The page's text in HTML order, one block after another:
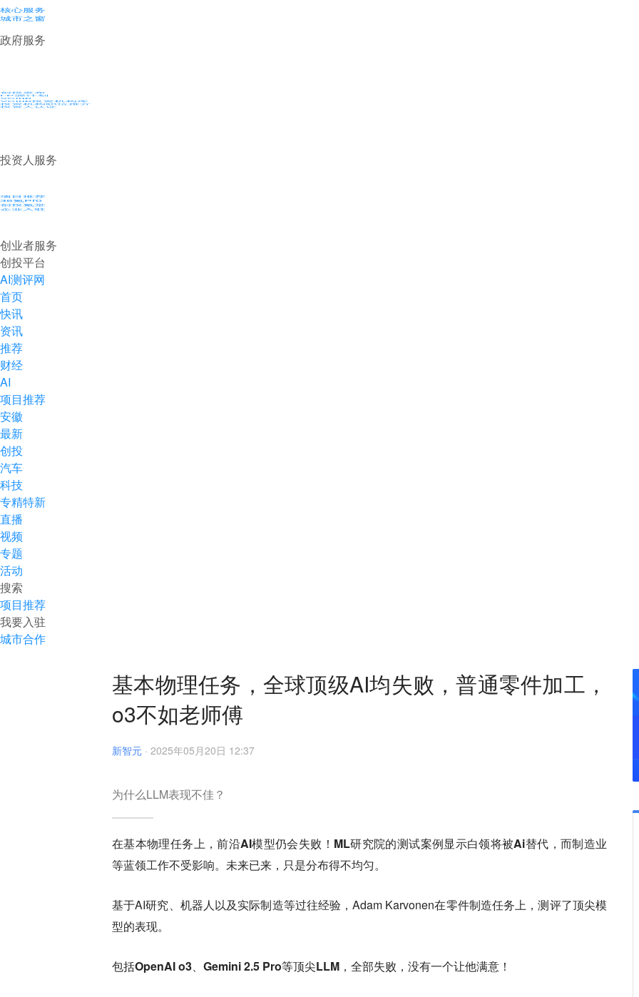
核心服务
城市之窗
政府服务
创投发布
LP源计划
VClub
VClub投资机构库
投资机构职位推介
投资人认证
投资人服务
项目推荐
36氪Pro
创投氪堂
企业入驻
创业者服务
创投平台
AI测评网
首页
快讯
资讯
推荐
财经
AI
项目推荐
安徽
最新
创投
汽车
科技
专精特新
直播
视频
专题
活动
搜索
项目推荐
我要入驻
城市合作
基本物理任务，全球顶级AI均失败，普通零件加工，
o3不如老师傅
新智元 · 2025年05月20日 12:37
为什么LLM表现不佳？
在基本物理任务上，前沿AI模型仍会失败！ML研究院的测试案例显示白领将被Ai替代，而制造业
等蓝领工作不受影响。未来已来，只是分布得不均匀。
基于AI研究、机器人以及实际制造等过往经验，Adam Karvonen在零件制造任务上，测评了顶尖模
型的表现。
包括OpenAI o3、Gemini 2.5 Pro等顶尖LLM，全部失败，没有一个让他满意！